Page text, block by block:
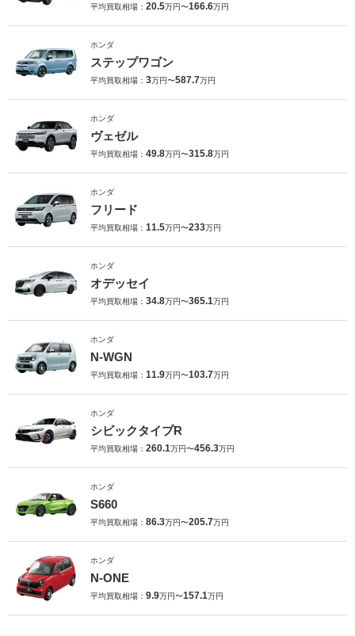
平均買取相場： 20.5万円〜166.6万円
ホンダ
ステップワゴン
平均買取相場： 3万円〜587.7万円
ホンダ
ヴェゼル
平均買取相場： 49.8万円〜315.8万円
ホンダ
フリード
平均買取相場： 11.5万円〜233万円
ホンダ
オデッセイ
平均買取相場： 34.8万円〜365.1万円
ホンダ
N-WGN
平均買取相場： 11.9万円〜103.7万円
ホンダ
シビックタイプR
平均買取相場： 260.1万円〜456.3万円
ホンダ
S660
平均買取相場： 86.3万円〜205.7万円
ホンダ
N-ONE
平均買取相場： 9.9万円〜157.1万円